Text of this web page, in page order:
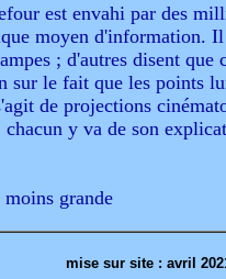
est envahi par des
moyen d'information.
; d'autres disent
sur le fait que les points
de projections
y va de son
grande
mise sur site : avril